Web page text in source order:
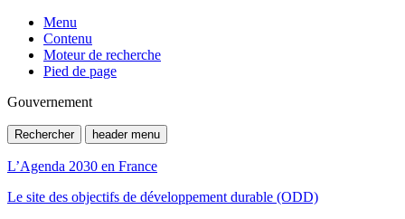
Menu
Contenu
Moteur de recherche
Pied de page
Gouvernement
Rechercher header menu
L’Agenda 2030 en France
Le site des objectifs de développement durable (ODD)